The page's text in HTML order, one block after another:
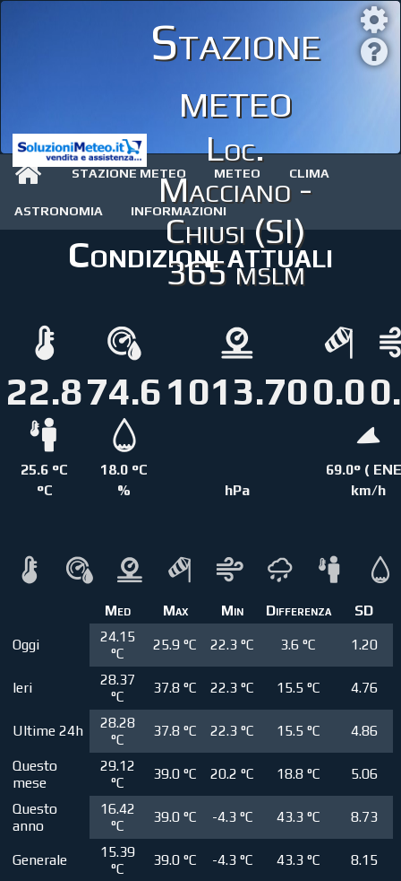
Stazione
meteo
Loc.
Macciano -
Chiusi (SI)
365 mslm
STAZIONE METEO METEO CLIMA
ASTRONOMIA INFORMAZIONI
Condizioni attuali
22.874.61013.700.0
25.6 °C 18.0 °C
69.0° (
°C
% hPa km/h
Med Max Min Differenza
SD
Oggi
24.15
°C
25.9 °C 22.3 °C 3.6 °C 1.20
Ieri
28.37
°C
37.8 °C 22.3 °C 15.5 °C 4.76
Ultime 24h
28.28
°C
37.8 °C 22.3 °C 15.5 °C 4.86
Questo
mese
29.12
°C
39.0 °C 20.2 °C 18.8 °C 5.06
Questo
anno
16.42
°C
39.0 °C -4.3 °C 43.3 °C 8.73
Generale
15.39
°C
39.0 °C -4.3 °C 43.3 °C 8.15